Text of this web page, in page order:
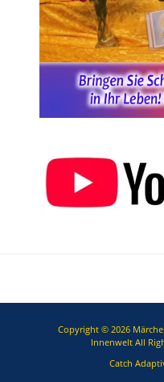
Copyright © 2026
InnenweltAll
Catch